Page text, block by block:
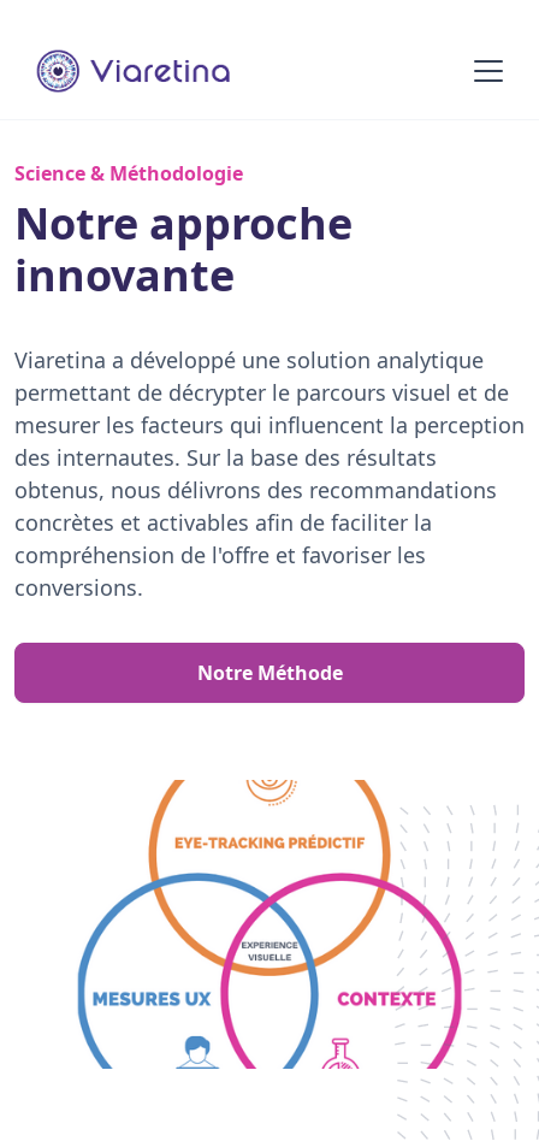
Science & Méthodologie
Notre approche
innovante
Viaretina a développé une solution analytique
permettant de décrypter le parcours visuel et de
mesurer les facteurs qui influencent la perception
des internautes. Sur la base des résultats
obtenus, nous délivrons des recommandations
concrètes et activables afin de faciliter la
compréhension de l'offre et favoriser les
conversions.
Notre Méthode